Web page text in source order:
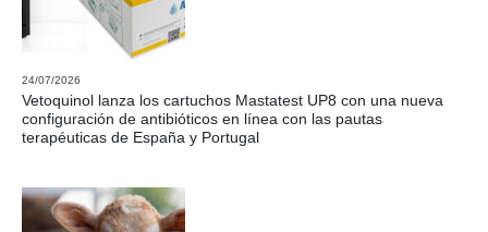
24/07/2026
Vetoquinol lanza los cartuchos Mastatest UP8 con una nueva
configuración de antibióticos en línea con las pautas
terapéuticas de España y Portugal